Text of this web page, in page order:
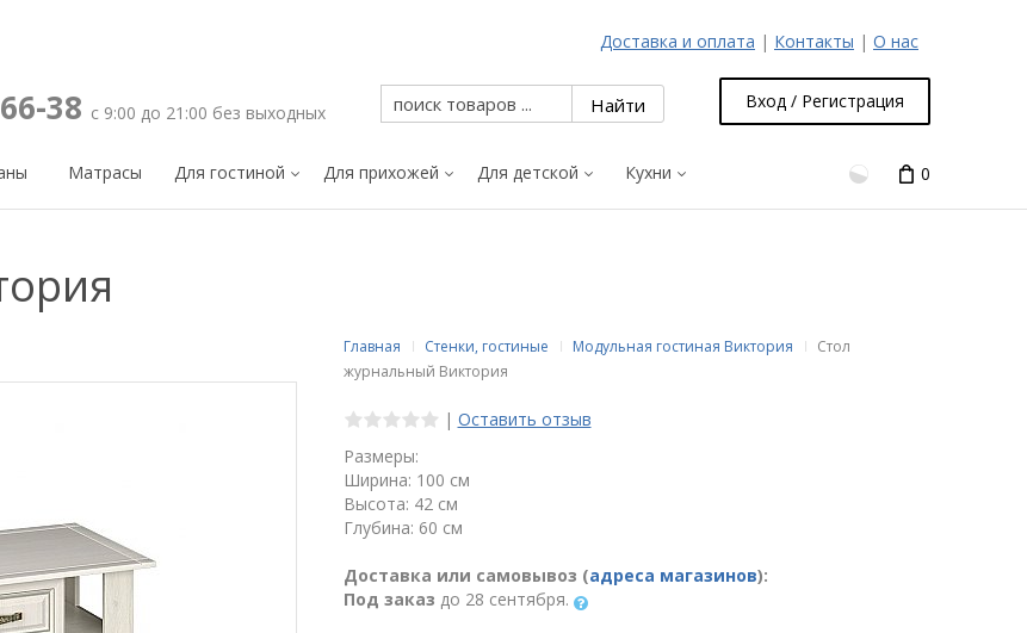
Доставка и оплата | Контакты | О нас
38 с 9:00 до 21:00 без выходных
Вход / Регистрация
Матрасы Для гостиной Для прихожей Для детской Кухни 0
Главная Стенки, гостиные Модульная гостиная Виктория
Стол
журнальный Виктория
| Оставить отзыв
Размеры:
Ширина: 100 см
Высота: 42 см
Глубина: 60 см
Доставка или самовывоз (адреса магазинов):
Под заказ до 28 сентября.